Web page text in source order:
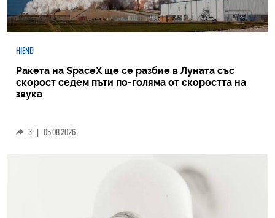
HIEND
Ракета на SpaceX ще се разбие в Луната със
скорост седем пъти по-голяма от скоростта на
звука
3 | 05.08.2026